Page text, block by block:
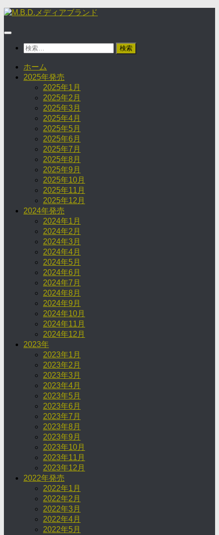
コ
テ
検
ホーム
2025年発売
2025年1月
2025年2月
2025年3月
2025年4月
2025年5月
2025年6月
2025年7月
2025年8月
2025年9月
2025年10月
2025年11月
2025年12月
2024年発売
2024年1月
2024年2月
2024年3月
2024年4月
2024年5月
2024年6月
2024年7月
2024年8月
2024年9月
2024年10月
2024年11月
2024年12月
2023年
2023年1月
2023年2月
2023年3月
2023年4月
2023年5月
2023年6月
2023年7月
2023年8月
2023年9月
2023年10月
2023年11月
2023年12月
2022年発売
2022年1月
2022年2月
2022年3月
2022年4月
2022年5月